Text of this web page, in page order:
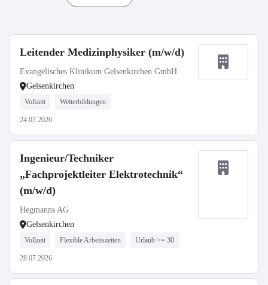
Leitender Medizinphysiker (m/w/d)
Evangelisches Klinikum Gelsenkirchen GmbH
Gelsenkirchen
Vollzeit Weiterbildungen
24.07.2026
Ingenieur/Techniker
„Fachprojektleiter Elektrotechnik“
(m/w/d)
Hegmanns AG
Gelsenkirchen
Vollzeit Flexible Arbeitszeiten Urlaub >= 30
28.07.2026